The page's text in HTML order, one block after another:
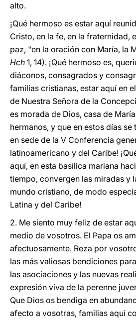
alto.
¡Qué hermoso es estar aquí
Cristo, en la fe, en la fraternidad,
paz, "en la oración con María, la
Hch 1, 14). ¡Qué hermoso es,
diáconos, consagrados y
familias cristianas, estar aquí en
de Nuestra Señora de la
es morada de Dios, casa de
hermanos, y que en estos días
en sede de la V Conferencia
latinoamericano y del Caribe!
aquí, en esta basílica mariana
tiempo, convergen las miradas y
mundo cristiano, de modo
Latina y del Caribe!
2. Me siento muy feliz de estar
medio de vosotros. El Papa os
afectuosamente. Reza por
las más valiosas bendiciones
las asociaciones y las nuevas
expresión viva de la perenne
Que Dios os bendiga en
afecto a vosotras, familias aquí